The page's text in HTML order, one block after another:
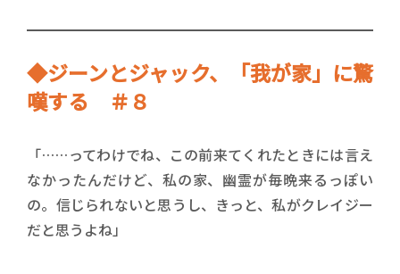
◆ジーンとジャック、「我が家」に驚
嘆する ＃８
「……ってわけでね、この前来てくれたときには言え
なかったんだけど、私の家、幽霊が毎晩来るっぽい
の。信じられないと思うし、きっと、私がクレイジー
だと思うよね」